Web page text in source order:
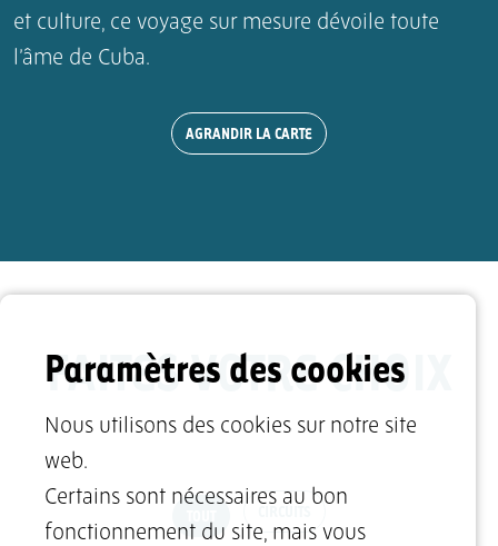
Paramètres des cookies
Nous utilisons des cookies sur notre site
web.
Certains sont nécessaires au bon
fonctionnement du site, mais vous
et culture, ce voyage sur mesure dévoile toute
l’âme de Cuba.
AGRANDIR LA CARTE
FAITES VOTRE CHOIX
CIRCUITS